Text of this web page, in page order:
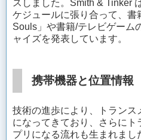
スしました。Smith & Tinker
ケジュールに張り合って、書
Souls」や書籍/テレビゲーム
ャイズを発表しています。
携帯機器と位置情報
技術の進歩により、トランス
になってきており、さらに
プリになる流れも生まれま